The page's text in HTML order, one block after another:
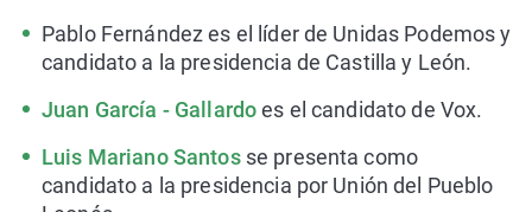
Pablo Fernández es el líder de Unidas Podemos y
candidato a la presidencia de Castilla y León.
Juan García - Gallardoes el candidato de Vox.
Luis Mariano Santosse presenta como
candidato a la presidencia por Unión del Pueblo